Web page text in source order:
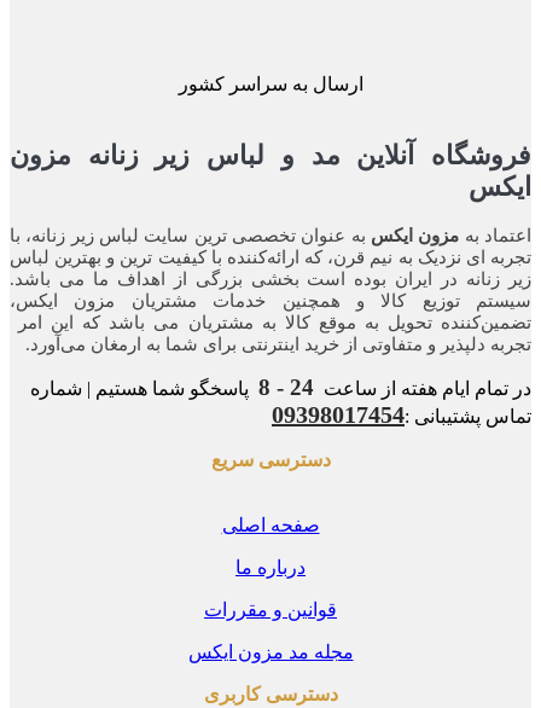
ارسال به سراسر کشور
آنلاین مد و لباس زیر زنانه مزون
بهمزون ایکس به عنوان تخصصی ترین سایت لباس زیر زنانه، با
ای نزدیک به نیم قرن، که ارائه‌کننده با کیفیت ترین و بهترین لباس
زنانه در ایران بوده ‌است بخشی بزرگی از اهداف ما می باشد.
توزیع کالا و همچنین خدمات مشتریان مزون ایکس،
تحویل به موقع کالا به مشتریان می باشد که این امر
دلپذیر و متفاوتی از خرید اینترنتی برای شما به ارمغان می‌آورد.
ایام هفته از ساعت24 - 8
پاسخگو شما هستیم | شماره
پشتیبانی :09398017454
دسترسی سریع
صفحه اصلی
درباره ما
قوانین و مقررات
مجله مد مزون ایکس
دسترسی کاربری